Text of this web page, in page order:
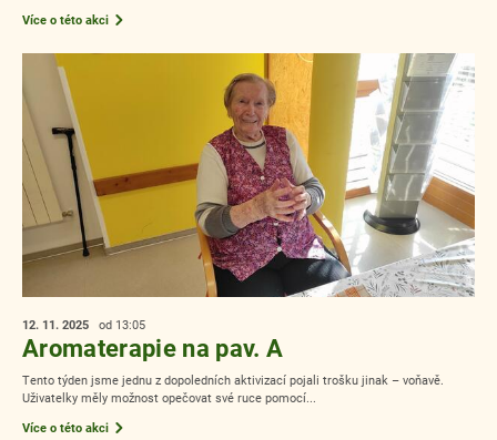
Více o této akci
12. 11. 2025 od 13:05
Aromaterapie na pav. A
Tento týden jsme jednu z dopoledních aktivizací pojali trošku jinak – voňavě.
Uživatelky měly možnost opečovat své ruce pomocí...
Více o této akci